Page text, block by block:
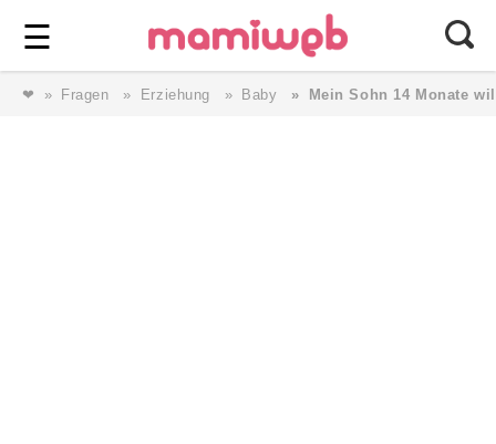
☰ ⎯ Wir lieben Familie ⎯
❤ Fragen Erziehung Baby Mein Sohn 14 Monate